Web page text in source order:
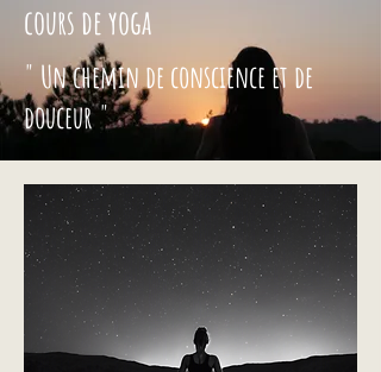
cours de yoga
" Un chemin de conscience et de
douceur "